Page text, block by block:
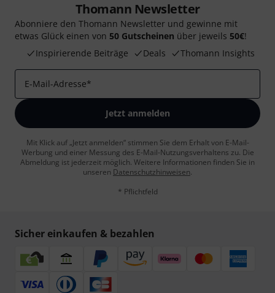
Thomann Newsletter
Abonniere den Thomann Newsletter und gewinne mit
etwas Glück einen von 50 Gutscheinen über jeweils 50€!
Inspirierende Beiträge
Deals Thomann Insights
E-Mail-Adresse*
Jetzt anmelden
Mit Klick auf „Jetzt anmelden“ stimmen Sie dem Erhalt von E-Mail-
Werbung und einer Messung des E-Mail-Nutzungsverhaltens zu. Die
Abmeldung ist jederzeit möglich. Weitere Informationen finden Sie in
unseren Datenschutzhinweisen.
* Pflichtfeld
Sicher einkaufen & bezahlen